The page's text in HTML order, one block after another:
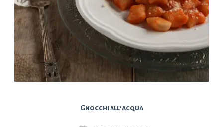
Gnocchi all’acqua